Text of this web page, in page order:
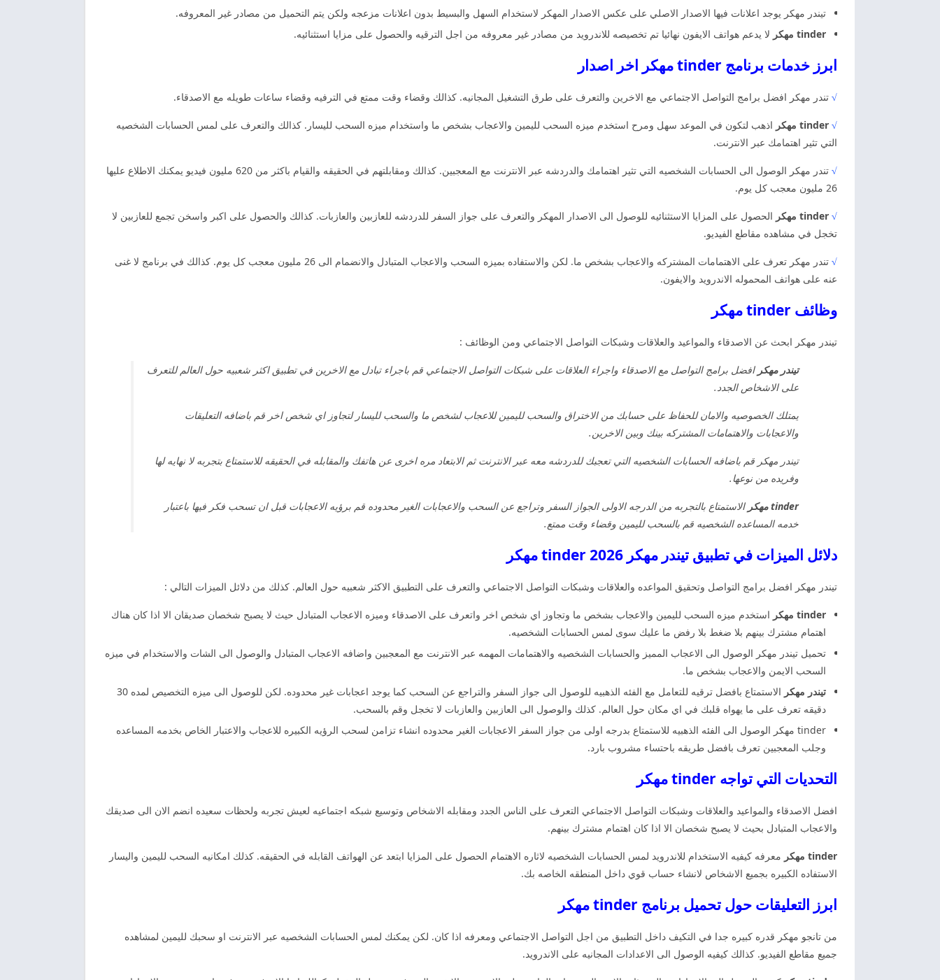
تيندر مهكر يوجد اعلانات فيها الاصدار الاصلي على عكس الاصدار المهكر لاستخدام السهل والبسيط بدون اعلانات مزعجه ولكن يتم التحميل من مصادر غير المعروفه.
tinder مهكر
لا يدعم هواتف الايفون نهائيا تم تخصيصه للاندرويد من مصادر غير معروفه من اجل الترقيه والحصول على مزايا استثنائيه.
ابرز خدمات برنامج tinder مهكر اخر اصدار
√ تندر مهكر افضل برامج التواصل الاجتماعي مع الاخرين والتعرف على طرق التشغيل المجانيه. كذالك وقضاء وقت ممتع في الترفيه وقضاء ساعات طويله مع الاصدقاء.
√ tinder مهكر
اذهب لتكون في الموعد سهل ومرح استخدم ميزه السحب لليمين والاعجاب بشخص ما واستخدام ميزه السحب لليسار. كذالك والتعرف على لمس الحسابات الشخصيه
التي تثير اهتمامك عبر الانترنت.
√
تندر مهكر الوصول الى الحسابات الشخصيه التي تثير اهتمامك والدردشه عبر الانترنت مع المعجبين. كذالك ومقابلتهم في الحقيقه والقيام باكثر من 620 مليون فيديو يمكنك الاطلاع عليها
26 مليون معجب كل يوم.
√ tinder مهكر
الحصول على المزايا الاستثنائيه للوصول الى الاصدار المهكر والتعرف على جواز السفر للدردشه للعازبين والعازبات. كذالك والحصول على اكبر واسخن تجمع للعازبين لا
تخجل في مشاهده مقاطع الفيديو.
√
تندر مهكر تعرف على الاهتمامات المشتركه والاعجاب بشخص ما. لكن والاستفاده بميزه السحب والاعجاب المتبادل والانضمام الى 26 مليون معجب كل يوم. كذالك في برنامج لا غنى
عنه على هواتف المحموله الاندرويد والايفون.
وظائف tinder مهكر
تيندر مهكر ابحث عن الاصدقاء والمواعيد والعلاقات وشبكات التواصل الاجتماعي ومن الوظائف :
تيندر مهكر افضل برامج التواصل مع الاصدقاء واجراء العلاقات على شبكات التواصل الاجتماعي قم باجراء تبادل مع الاخرين في تطبيق اكثر شعبيه حول العالم للتعرف
على الاشخاص الجدد.
يمتلك الخصوصيه والامان للحفاظ على حسابك من الاختراق والسحب لليمين للاعجاب لشخص ما والسحب لليسار لتجاوز اي شخص اخر قم باضافه التعليقات
والاعجابات والاهتمامات المشتركه بينك وبين الاخرين.
تيندر مهكر قم باضافه الحسابات الشخصيه التي تعجبك للدردشه معه عبر الانترنت ثم الابتعاد مره اخرى عن هاتفك والمقابله في الحقيقه للاستمتاع بتجربه لا نهايه لها
وفريده من نوعها.
tinder مهكر
الاستمتاع بالتجربه من الدرجه الاولى الجواز السفر وتراجع عن السحب والاعجابات الغير محدوده قم برؤيه الاعجابات قبل ان تسحب فكر فيها باعتبار
خدمه المساعده الشخصيه قم بالسحب لليمين وقضاء وقت ممتع.
دلائل الميزات في تطبيق تيندر مهكر 2026 tinder مهكر
تيندر مهكر افضل برامج التواصل وتحقيق المواعده والعلاقات وشبكات التواصل الاجتماعي والتعرف على التطبيق الاكثر شعبيه حول العالم. كذلك من دلائل الميزات التالي :
tinder مهكر
استخدم ميزه السحب لليمين والاعجاب بشخص ما وتجاوز اي شخص اخر واتعرف على الاصدقاء وميزه الاعجاب المتبادل حيث لا يصبح شخصان صديقان الا اذا كان هناك
اهتمام مشترك بينهم بلا ضغط بلا رفض ما عليك سوى لمس الحسابات الشخصيه.
تحميل تيندر مهكر الوصول الى الاعجاب المميز والحسابات الشخصيه والاهتمامات المهمه عبر الانترنت مع المعجبين واضافه الاعجاب المتبادل والوصول الى الشات والاستخدام في ميزه
السحب الايمن والاعجاب بشخص ما.
تيندر مهكر
الاستمتاع بافضل ترقيه للتعامل مع الفئه الذهبيه للوصول الى جواز السفر والتراجع عن السحب كما يوجد اعجابات غير محدوده. لكن للوصول الى ميزه التخصيص لمده 30
دقيقه تعرف على ما يهواه قلبك في اي مكان حول العالم. كذلك والوصول الى العازبين والعازبات لا تخجل وقم بالسحب.
tinder مهكر الوصول الى الفئه الذهبيه للاستمتاع بدرجه اولى من جواز السفر الاعجابات الغير محدوده انشاء تزامن لسحب الرؤيه الكبيره للاعجاب والاعتبار الخاص بخدمه المساعده
وجلب المعجبين تعرف بافضل طريقه باحتساء مشروب بارد.
التحديات التي تواجه tinder مهكر
افضل الاصدقاء والمواعيد والعلاقات وشبكات التواصل الاجتماعي التعرف على الناس الجدد ومقابله الاشخاص وتوسيع شبكه اجتماعيه لعيش تجربه ولحظات سعيده انضم الان الى صديقك
والاعجاب المتبادل بحيث لا يصبح شخصان الا اذا كان اهتمام مشترك بينهم.
tinder مهكر
معرفه كيفيه الاستخدام للاندرويد لمس الحسابات الشخصيه لاثاره الاهتمام الحصول على المزايا ابتعد عن الهواتف القابله في الحقيقه. كذلك امكانيه السحب لليمين واليسار
الاستفاده الكبيره بجميع الاشخاص لانشاء حساب قوي داخل المنطقه الخاصه بك.
ابرز التعليقات حول تحميل برنامج tinder مهكر
من تانجو مهكر قدره كبيره جدا في التكيف داخل التطبيق من اجل التواصل الاجتماعي ومعرفه اذا كان. لكن يمكنك لمس الحسابات الشخصيه عبر الانترنت او سحبك لليمين لمشاهده
جميع مقاطع الفيديو. كذالك كيفيه الوصول الى الاعدادات المجانيه على الاندرويد.